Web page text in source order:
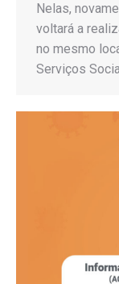
Nelas,
voltará a
no mesmo
Serviços